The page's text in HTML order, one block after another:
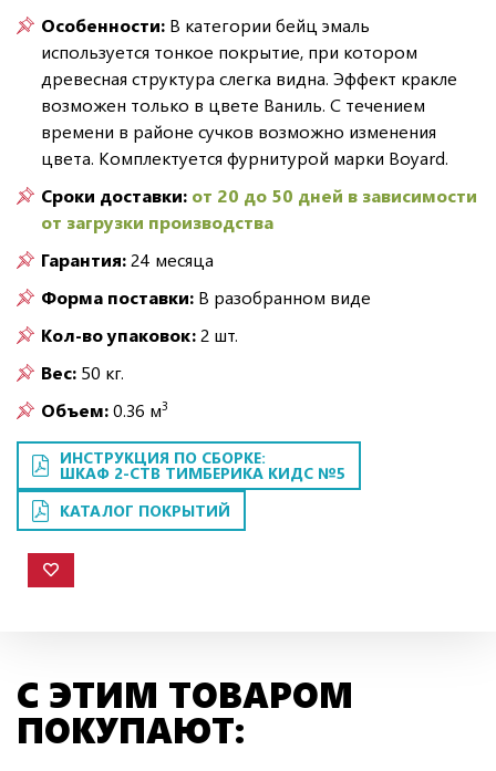
Особенности: В категории бейц эмаль
используется тонкое покрытие, при котором
древесная структура слегка видна. Эффект кракле
возможен только в цвете Ваниль. С течением
времени в районе сучков возможно изменения
цвета. Комплектуется фурнитурой марки Boyard.
Сроки доставки: от 20 до 50 дней в зависимости
от загрузки производства
Гарантия:24 месяца
Форма поставки: В разобранном виде
Кол-во упаковок:2 шт.
Вес: 50 кг.
Объем:0.36 м3
ИНСТРУКЦИЯ ПО СБОРКЕ:
ШКАФ 2-СТВ ТИМБЕРИКА КИДС №5
КАТАЛОГ ПОКРЫТИЙ
С ЭТИМ ТОВАРОМ
ПОКУПАЮТ: